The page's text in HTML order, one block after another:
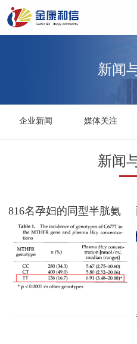
新闻
企业新闻 媒体关注
新闻
816名孕妇的同型半胱氨
酸数据，提示常规叶酸补
充里一个容易漏看的环
节：同型半胱氨酸偏高，